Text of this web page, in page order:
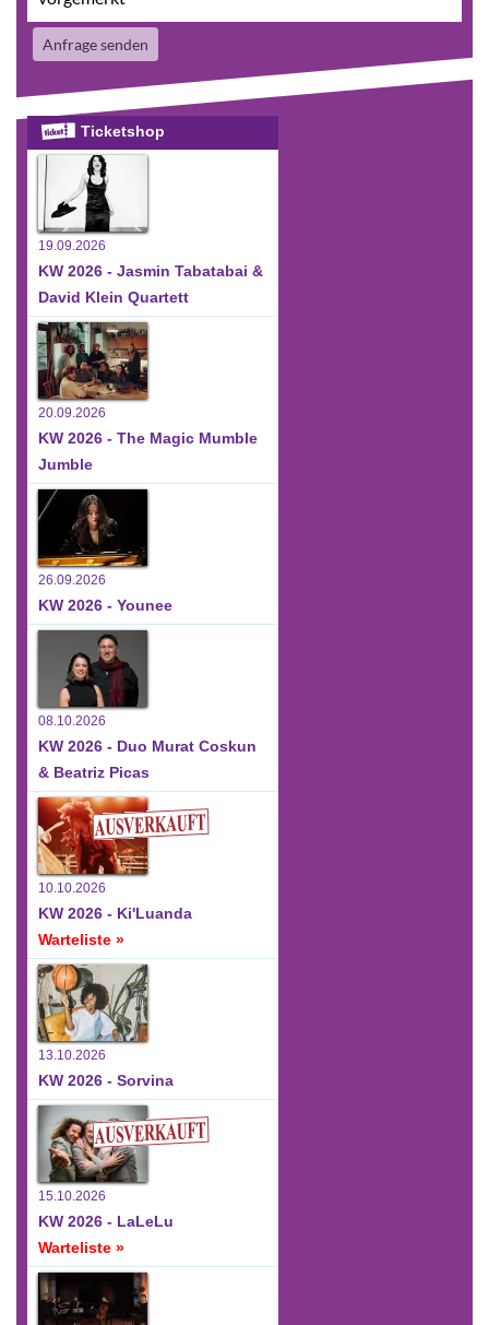
Anfrage senden
Ticketshop
19.09.2026
KW 2026 - Jasmin Tabatabai &
David Klein Quartett
20.09.2026
KW 2026 - The Magic Mumble
Jumble
26.09.2026
KW 2026 - Younee
08.10.2026
KW 2026 - Duo Murat Coskun
& Beatriz Picas
10.10.2026
KW 2026 - Ki'Luanda
Warteliste »
13.10.2026
KW 2026 - Sorvina
15.10.2026
KW 2026 - LaLeLu
Warteliste »